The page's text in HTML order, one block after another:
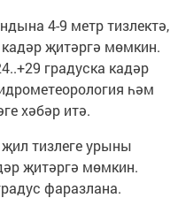
4-9 метр тизлектә,
җитәргә мөмкин.
градуска кадәр
һәм
хәбәр итә.
тизлеге урыны
җитәргә мөмкин.
фаразлана.